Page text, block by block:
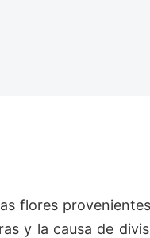
flores
y la causa de